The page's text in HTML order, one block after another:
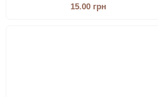
15.00 грн